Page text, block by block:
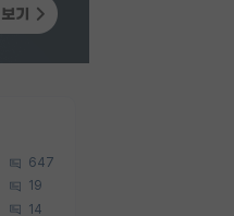
647
19
14